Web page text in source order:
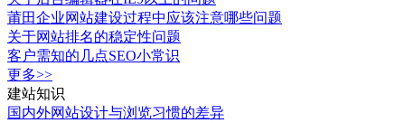
莆田企业网站建设过程中应该注意哪些问题
关于网站排名的稳定性问题
客户需知的几点SEO小常识
更多>>
建站知识
国内外网站设计与浏览习惯的差异